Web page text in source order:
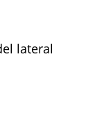
lateral